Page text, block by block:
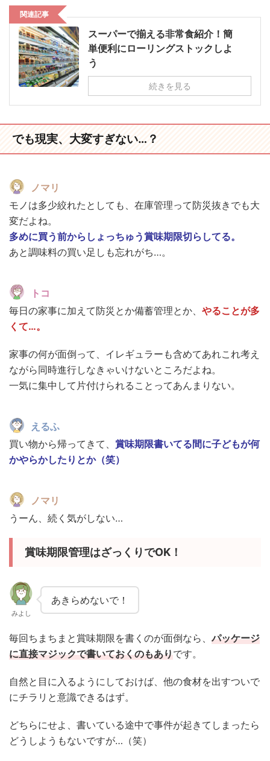
関連記事
スーパーで揃える非常食紹介！簡
単便利にローリングストックしよ
う
続きを見る
でも現実、大変すぎない…？
ノマリ
モノは多少絞れたとしても、在庫管理って防災抜きでも大
変だよね。
多めに買う前からしょっちゅう賞味期限切らしてる。
あと調味料の買い足しも忘れがち…。
トコ
毎日の家事に加えて防災とか備蓄管理とか、 やることが多
くて…。
家事の何が面倒って、イレギュラーも含めてあれこれ考え
ながら同時進行しなきゃいけないところだよね。
一気に集中して片付けられることってあんまりない。
えるふ
買い物から帰ってきて、 賞味期限書いてる間に子どもが何
かやらかしたりとか（笑）
ノマリ
うーん、続く気がしない…
賞味期限管理はざっくりでOK！
みよし
あきらめないで！
毎回ちまちまと賞味期限を書くのが面倒なら、パッケージ
に直接マジックで書いておくのもありです。
自然と目に入るようにしておけば、他の食材を出すついで
にチラリと意識できるはず。
どちらにせよ、書いている途中で事件が起きてしまったら
どうしようもないですが…（笑）